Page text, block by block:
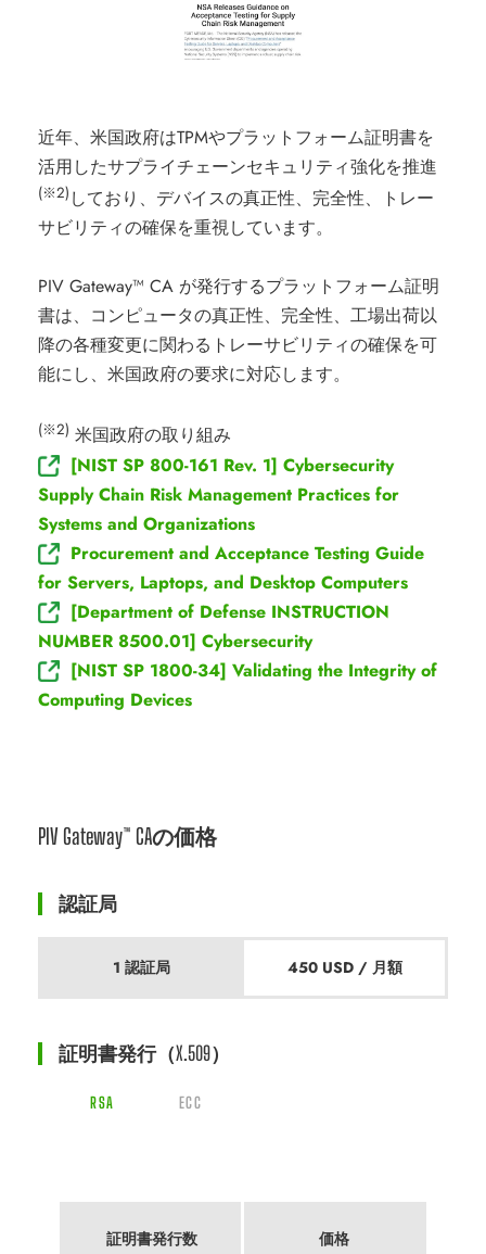
近年、米国政府はTPMやプラットフォーム証明書を
活用したサプライチェーンセキュリティ強化を推進
(※2) しており、デバイスの真正性、完全性、トレー
サビリティの確保を重視しています。
PIV Gateway™ CA が発行するプラットフォーム証明
書は、コンピュータの真正性、完全性、工場出荷以
降の各種変更に関わるトレーサビリティの確保を可
能にし、米国政府の要求に対応します。
(※2) 米国政府の取り組み
[NIST SP 800-161 Rev. 1] Cybersecurity
Supply Chain Risk Management Practices for
Systems and Organizations
Procurement and Acceptance Testing Guide
for Servers, Laptops, and Desktop Computers
[Department of Defense INSTRUCTION
NUMBER 8500.01] Cybersecurity
[NIST SP 1800-34] Validating the Integrity of
Computing Devices
PIV Gateway™ CAの価格
認証局
1 認証局 450 USD / 月額
証明書発行（X.509）
RSA ECC
証明書発行数 価格